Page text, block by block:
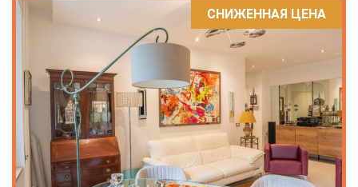
СНИЖЕННАЯ ЦЕНА